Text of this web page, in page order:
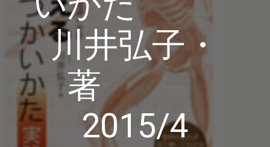
川井弘子・
著
2015/4